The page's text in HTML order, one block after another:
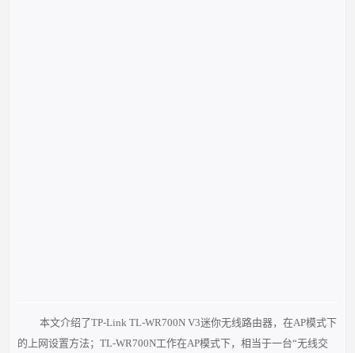
本文介绍了TP-Link TL-WR700N V3迷你无线路由器，在AP模式下
的上网设置方法；TL-WR700N工作在AP模式下，相当于一台“无线交